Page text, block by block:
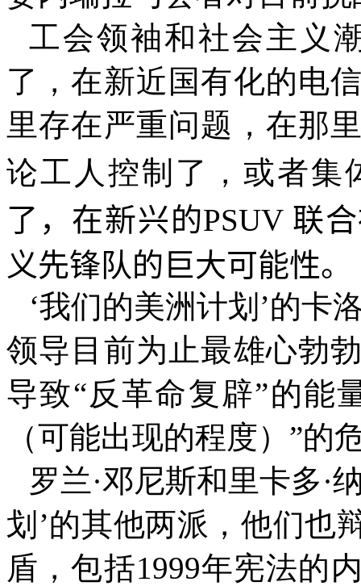
工会领袖和社会主义
了，在新近国有化的电
里存在严重问题，在那
论工人控制了，或者集
了，在新兴的PSUV 联
义先锋队的巨大可能性。
‘我们的美洲计划 ’的卡
领导目前为止最雄心勃
导致“反革命复辟”的能
（可能出现的程度） ”的
罗兰·邓尼斯和里卡多·
划 ’的其他两派 ，他们也
盾，包括1999年宪法的